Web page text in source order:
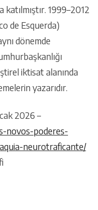
1999–2012
de Esquerda)
dönemde
iktisat alanında
yazarıdır.
2026 –
novos-poderes-
neurotraficante/